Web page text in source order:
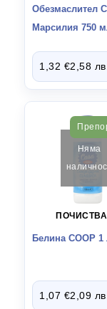
Обезмаслител
Марсилия 750
1,32 €2,58
Няма
Белина СООР 1
1,07 €2,09